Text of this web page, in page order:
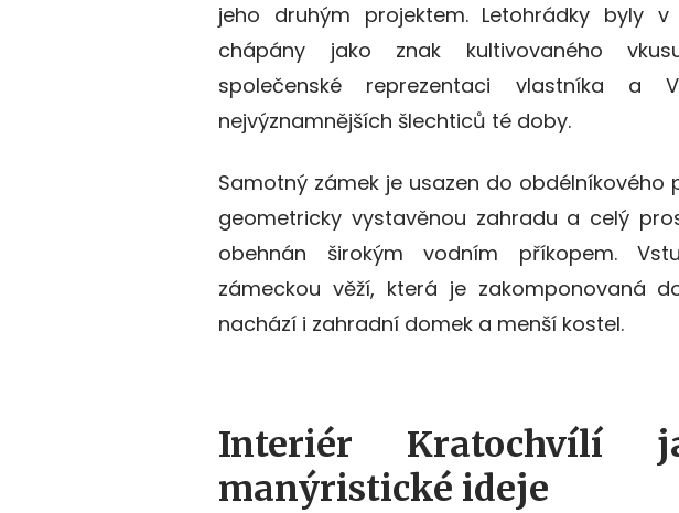
jeho druhým projektem. Letohrádky byly
chápány jako znak kultivovaného
společenské reprezentaci vlastníka
nejvýznamnějších šlechticů té doby.
Samotný zámek je usazen do obdélníkového
geometricky vystavěnou zahradu a celý
obehnán širokým vodním příkopem.
zámeckou věží, která je zakomponovaná
nachází i zahradní domek a menší kostel.
Interiér Kratochvílí
manýristické ideje